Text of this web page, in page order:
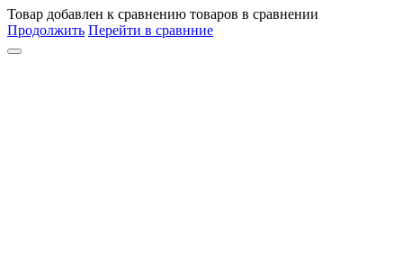
Товар добавлен к сравнению товаров в сравнении
Продолжить Перейти в сравнние